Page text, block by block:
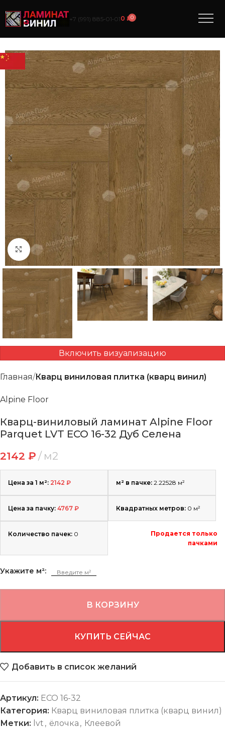
+7 (991) 885‑01‑010₽0
Нажмите, чтобы увеличить
Включить визуализацию
Главная Кварц виниловая плитка (кварц винил)
Alpine Floor
Кварц-виниловый ламинат Alpine Floor
Parquet LVT ECO 16-32 Дуб Селена
2142 ₽ м2
Цена за 1 м²: 2142 ₽ м² в пачке: 2.22528 м²
Цена за пачку: 4767 ₽ Квадратных метров: 0 м²
Количество пачек: 0
Продается только
пачками
Укажите м²:
В КОРЗИНУ
КУПИТЬ СЕЙЧАС
Добавить в список желаний
Артикул: ECO 16-32
Категория: Кварц виниловая плитка (кварц винил)
Метки: lvt , ёлочка , Клеевой